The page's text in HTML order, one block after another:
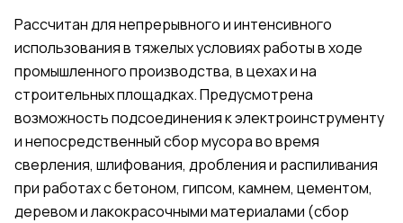
Рассчитан для непрерывного и интенсивного
использования в тяжелых условиях работы в ходе
промышленного производства, в цехах и на
строительных площадках. Предусмотрена
возможность подсоединения к электроинструменту
и непосредственный сбор мусора во время
сверления, шлифования, дробления и распиливания
при работах с бетоном, гипсом, камнем, цементом,
деревом и лакокрасочными материалами (сбор